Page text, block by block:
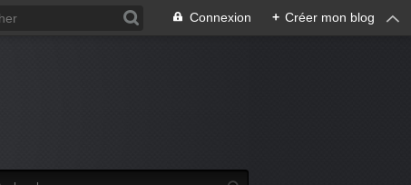
Connexion + Créer mon blog